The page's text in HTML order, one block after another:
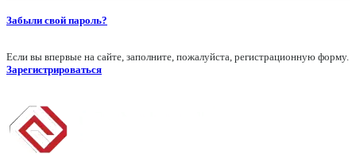
Забыли свой пароль?
Если вы впервые на сайте, заполните, пожалуйста, регистрационную форму.
Зарегистрироваться